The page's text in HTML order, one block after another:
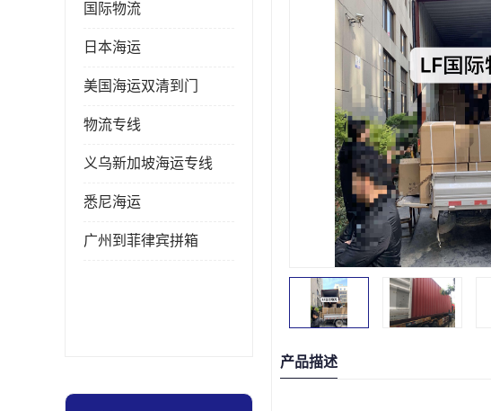
国际物流
日本海运
美国海运双清到门
物流专线
义乌新加坡海运专线
悉尼海运
广州到菲律宾拼箱
产品描述